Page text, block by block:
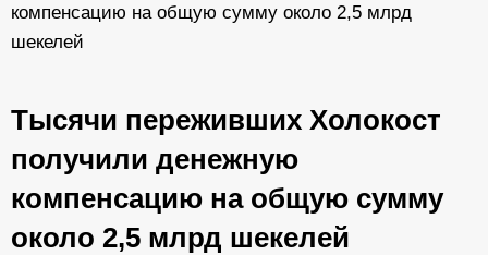
компенсацию на общую сумму около 2,5 млрд
шекелей
Тысячи переживших Холокост
получили денежную
компенсацию на общую сумму
около 2,5 млрд шекелей